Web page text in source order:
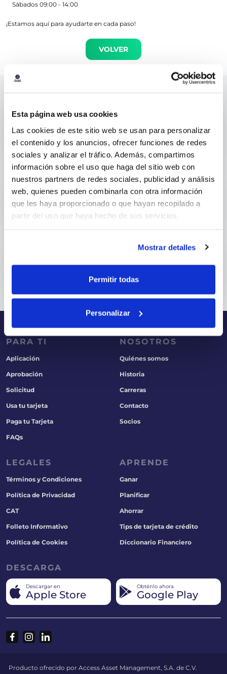
Esta página web usa cookies
Las cookies de este sitio web se usan para personalizar
el contenido y los anuncios, ofrecer funciones de redes
sociales y analizar el tráfico. Además, compartimos
información sobre el uso que haga del sitio web con
nuestros partners de redes sociales, publicidad y análisis
web, quienes pueden combinarla con otra información
que les haya proporcionado o que hayan recopilado a
partir del uso que haya hecho de sus servicios.
Mostrar detalles
Permitir todas
Personalizar
Sábados 09:00 - 14:00
¡Estamos aquí para ayudarte en cada paso!
VOLVER
¿De qué banco es Juzt?
La tarjeta Juzt no pert...
¿Puedo usar mi tarjeta de...
¡Claro que sí! Con tu t...
Una vez aprobada tu sol...
PARA TI
Aplicación
Aprobación
Solicitud
Usa tu tarjeta
Paga tu Tarjeta
FAQs
NOSOTROS
Quiénes somos
Historia
Carreras
Contacto
Socios
LEGALES
Términos y Condiciones
Política de Privacidad
CAT
Folleto Informativo
Política de Cookies
APRENDE
Ganar
Planificar
Ahorrar
Tips de tarjeta de crédito
Diccionario Financiero
DESCARGA
Descargar en
Apple Store
Obténlo ahora
Google Play
Producto ofrecido por Access Asset Management, S.A. de C.V.